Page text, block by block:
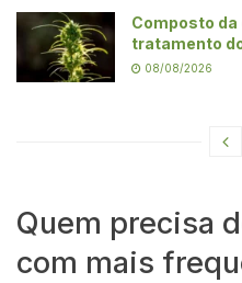
Composto
tratamento
08/08/2026
Quem precisa
com mais